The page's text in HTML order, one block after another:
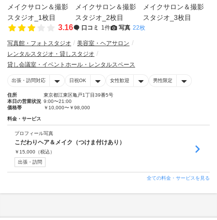
3.16 口コミ 1件 写真 22枚
写真館・フォトスタジオ
美容室・ヘアサロン
レンタルスタジオ・貸しスタジオ
貸し会議室・イベントホール・レンタルスペース
出張・訪問対応 日祝OK 女性歓迎 男性限定
住所
東京都江東区亀戸1丁目39番5号
本日の営業状況 9:00〜21:00
価格帯
￥10,000〜￥98,000
料金・サービス
プロフィール写真
こだわりヘア＆メイク（つけま付けあり）
￥ 15,000 （税込）
出張・訪問
全ての料金・サービスを見る